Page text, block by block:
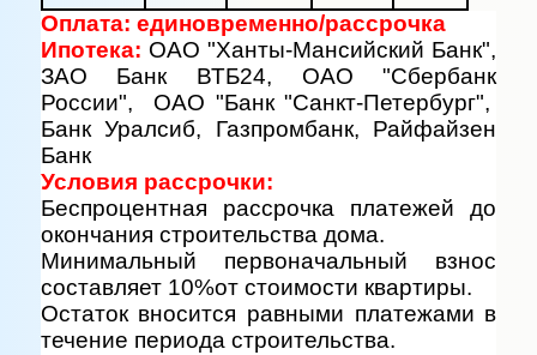
Оплата: единовременно/рассрочка
Ипотека: ОАО "Ханты-Мансийский Банк",
ЗАО Банк ВТБ24, ОАО "Сбербанк
России", ОАО "Банк "Санкт-Петербург",
Банк Уралсиб, Газпромбанк, Райфайзен
Банк
Условия рассрочки:
Беспроцентная рассрочка платежей до
окончания строительства дома.
Минимальный первоначальный взнос
составляет 10%от стоимости квартиры.
Остаток вносится равными платежами в
течение периода строительства.